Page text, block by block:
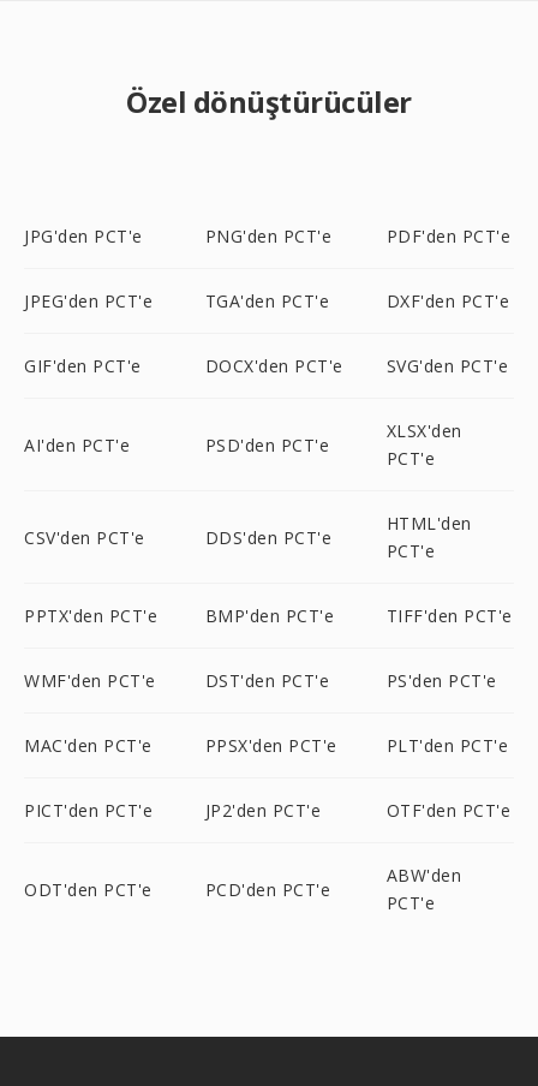
Özel dönüştürücüler
JPG'den PCT'e PNG'den PCT'e PDF'den PCT'e
JPEG'den PCT'e TGA'den PCT'e DXF'den PCT'e
GIF'den PCT'e DOCX'den PCT'e SVG'den PCT'e
AI'den PCT'e PSD'den PCT'e
XLSX'den
PCT'e
CSV'den PCT'e DDS'den PCT'e
HTML'den
PCT'e
PPTX'den PCT'e BMP'den PCT'e TIFF'den PCT'e
WMF'den PCT'e DST'den PCT'e PS'den PCT'e
MAC'den PCT'e PPSX'den PCT'e PLT'den PCT'e
PICT'den PCT'e JP2'den PCT'e OTF'den PCT'e
ODT'den PCT'e PCD'den PCT'e
ABW'den
PCT'e